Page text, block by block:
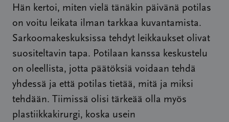
Hän kertoi, miten vielä tänäkin päivänä potilas
on voitu leikata ilman tarkkaa kuvantamista.
Sarkoomakeskuksissa tehdyt leikkaukset olivat
suositeltavin tapa. Potilaan kanssa keskustelu
on oleellista, jotta päätöksiä voidaan tehdä
yhdessä ja että potilas tietää, mitä ja miksi
tehdään. Tiimissä olisi tärkeää olla myös
plastiikkakirurgi, koska usein